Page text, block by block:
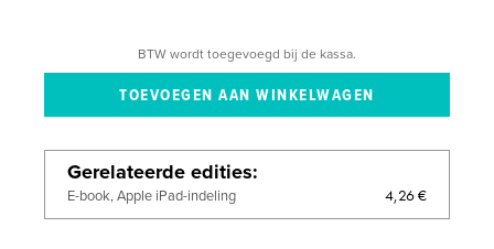
BTW wordt toegevoegd bij de kassa.
Gerelateerde edities
E-book, Apple iPad-indeling 4,26 €